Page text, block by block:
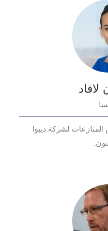
لافاد
لشركة ديبوا